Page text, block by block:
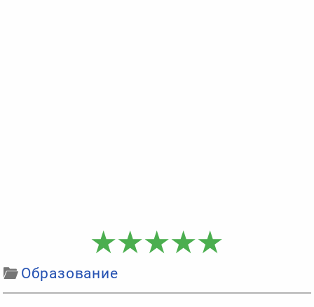
Образование